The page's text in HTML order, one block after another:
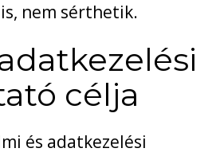
nem sérthetik.
célja
és adatkezelési